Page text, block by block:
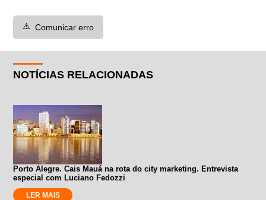
⚠️ Comunicar erro
NOTÍCIAS RELACIONADAS
Porto Alegre. Cais Mauá na rota do city marketing. Entrevista
especial com Luciano Fedozzi
LER MAIS